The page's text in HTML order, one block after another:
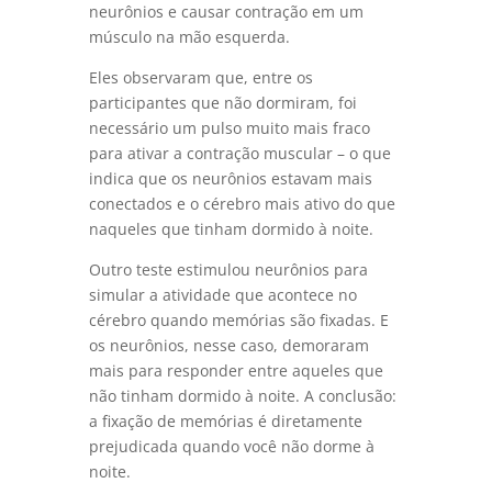
neurônios e causar contração em um
músculo na mão esquerda.
Eles observaram que, entre os
participantes que não dormiram, foi
necessário um pulso muito mais fraco
para ativar a contração muscular – o que
indica que os neurônios estavam mais
conectados e o cérebro mais ativo do que
naqueles que tinham dormido à noite.
Outro teste estimulou neurônios para
simular a atividade que acontece no
cérebro quando memórias são fixadas. E
os neurônios, nesse caso, demoraram
mais para responder entre aqueles que
não tinham dormido à noite. A conclusão:
a fixação de memórias é diretamente
prejudicada quando você não dorme à
noite.